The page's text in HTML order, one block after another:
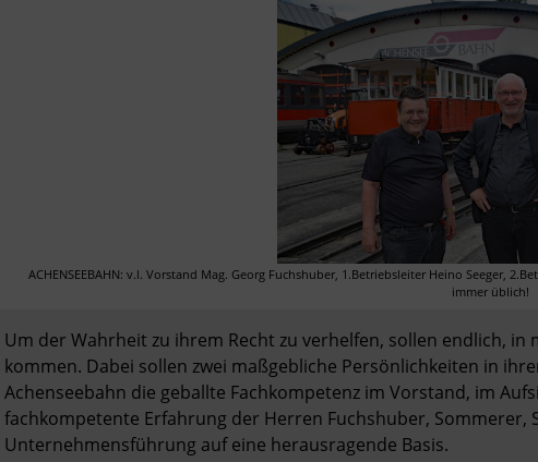
ACHENSEEBAHN: v.l. Vorstand Mag. Georg Fuchshuber, 1.Betriebsleiter Heino Seeger,
immer üblich!
Um der Wahrheit zu ihrem Recht zu verhelfen, sollen endlich, in
kommen. Dabei sollen zwei maßgebliche Persönlichkeiten in
Achenseebahn die geballte Fachkompetenz im Vorstand, im
fachkompetente Erfahrung der Herren Fuchshuber, Sommerer,
Unternehmensführung auf eine herausragende Basis.